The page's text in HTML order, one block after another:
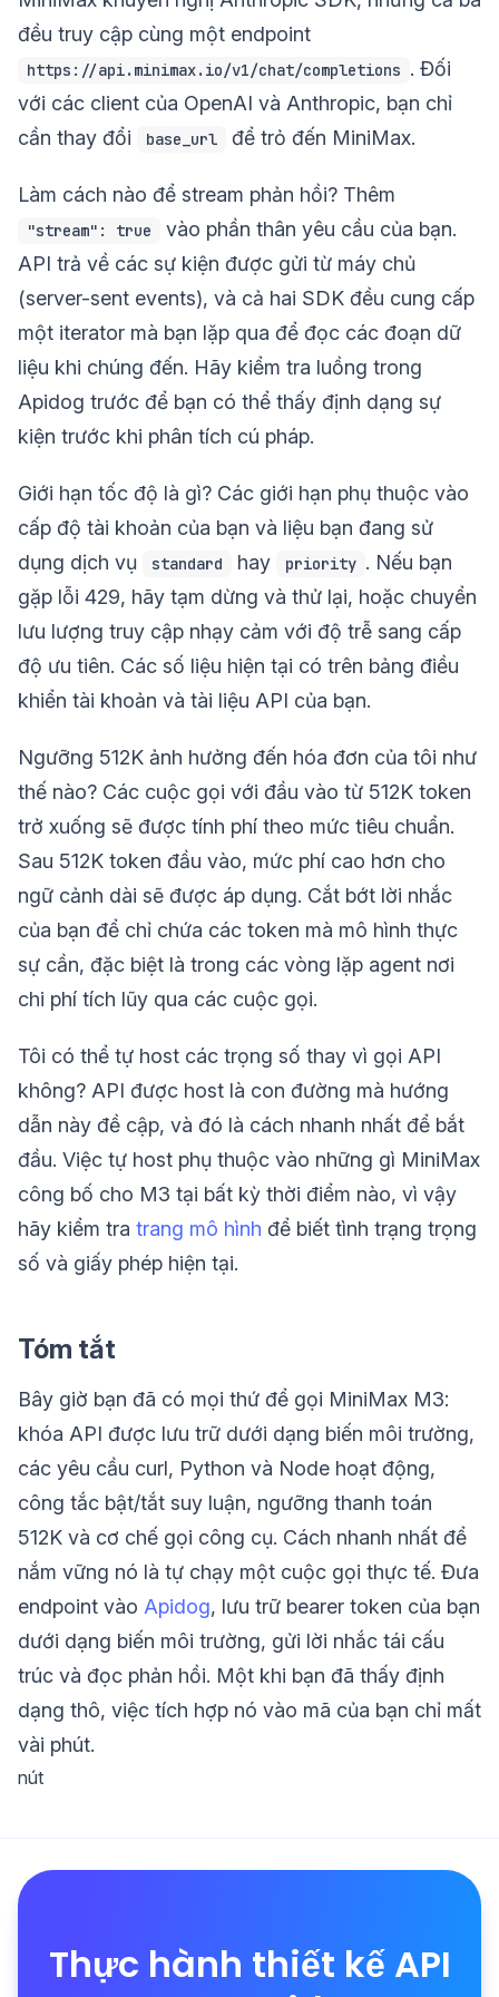
đều truy cập cùng một endpoint
https://api.minimax.io/v1/chat/completions . Đối
với các client của OpenAI và Anthropic, bạn chỉ
cần thay đổi
base_url để trỏ đến MiniMax.
Làm cách nào để stream phản hồi? Thêm
"stream": true
vào phần thân yêu cầu của bạn.
API trả về các sự kiện được gửi từ máy chủ
(server-sent events), và cả hai SDK đều cung cấp
một iterator mà bạn lặp qua để đọc các đoạn dữ
liệu khi chúng đến. Hãy kiểm tra luồng trong
Apidog trước để bạn có thể thấy định dạng sự
kiện trước khi phân tích cú pháp.
Giới hạn tốc độ là gì? Các giới hạn phụ thuộc vào
cấp độ tài khoản của bạn và liệu bạn đang sử
dụng dịch vụ
standard hay priority . Nếu bạn
gặp lỗi 429, hãy tạm dừng và thử lại, hoặc chuyển
lưu lượng truy cập nhạy cảm với độ trễ sang cấp
độ ưu tiên. Các số liệu hiện tại có trên bảng điều
khiển tài khoản và tài liệu API của bạn.
Ngưỡng 512K ảnh hưởng đến hóa đơn của tôi như
thế nào? Các cuộc gọi với đầu vào từ 512K token
trở xuống sẽ được tính phí theo mức tiêu chuẩn.
Sau 512K token đầu vào, mức phí cao hơn cho
ngữ cảnh dài sẽ được áp dụng. Cắt bớt lời nhắc
của bạn để chỉ chứa các token mà mô hình thực
sự cần, đặc biệt là trong các vòng lặp agent nơi
chi phí tích lũy qua các cuộc gọi.
Tôi có thể tự host các trọng số thay vì gọi API
không? API được host là con đường mà hướng
dẫn này đề cập, và đó là cách nhanh nhất để bắt
đầu. Việc tự host phụ thuộc vào những gì MiniMax
công bố cho M3 tại bất kỳ thời điểm nào, vì vậy
hãy kiểm tra trang mô hình để biết tình trạng trọng
số và giấy phép hiện tại.
Tóm tắt
Bây giờ bạn đã có mọi thứ để gọi MiniMax M3:
khóa API được lưu trữ dưới dạng biến môi trường,
các yêu cầu curl, Python và Node hoạt động,
công tắc bật/tắt suy luận, ngưỡng thanh toán
512K và cơ chế gọi công cụ. Cách nhanh nhất để
nắm vững nó là tự chạy một cuộc gọi thực tế. Đưa
endpoint vào Apidog, lưu trữ bearer token của bạn
dưới dạng biến môi trường, gửi lời nhắc tái cấu
trúc và đọc phản hồi. Một khi bạn đã thấy định
dạng thô, việc tích hợp nó vào mã của bạn chỉ mất
vài phút.
nút
Thực hành thiết kế API